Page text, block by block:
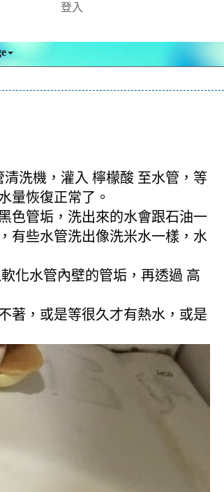
登入
洗機，灌入 檸檬酸 至水管，等
量恢復正常了。
色管垢，洗出來的水會跟石油一
有些水管洗出像洗米水一樣，水
化水管內壁的管垢，再透過 高
著，或是等很久才有熱水，或是